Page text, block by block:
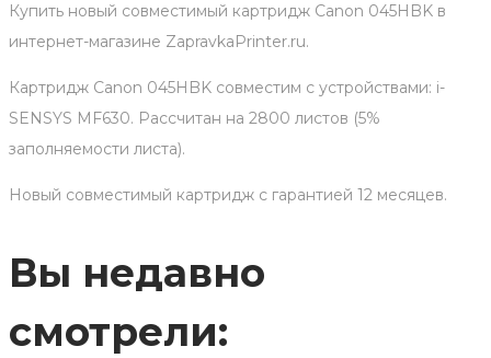
Купить новый совместимый картридж Canon 045HBK в
интернет-магазине ZapravkaPrinter.ru.
Картридж Canon 045HBK совместим с устройствами: i-
SENSYS MF630. Рассчитан на 2800 листов (5%
заполняемости листа).
Новый совместимый картридж с гарантией 12 месяцев.
Вы недавно
смотрели: